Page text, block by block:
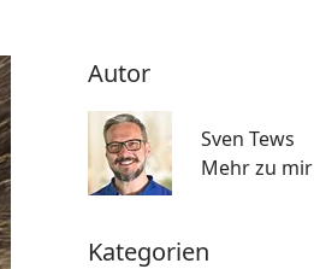
Autor
Sven Tews
Mehr zu mir
Kategorien